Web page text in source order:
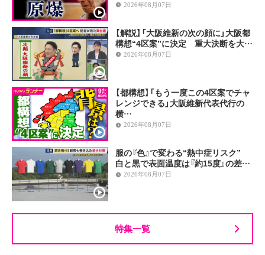
2026年08月07日
【解説】「大阪維新の次の顔に」大阪都
構想“4区案”に決定 重大決断を大…
2026年08月07日
【都構想】「もう一度この4区案でチャ
レンジできる」大阪維新代表代行の
横…
2026年08月07日
服の『色』で変わる“熱中症リスク”
白と黒で表面温度は『約15度』の差…
2026年08月07日
特集一覧